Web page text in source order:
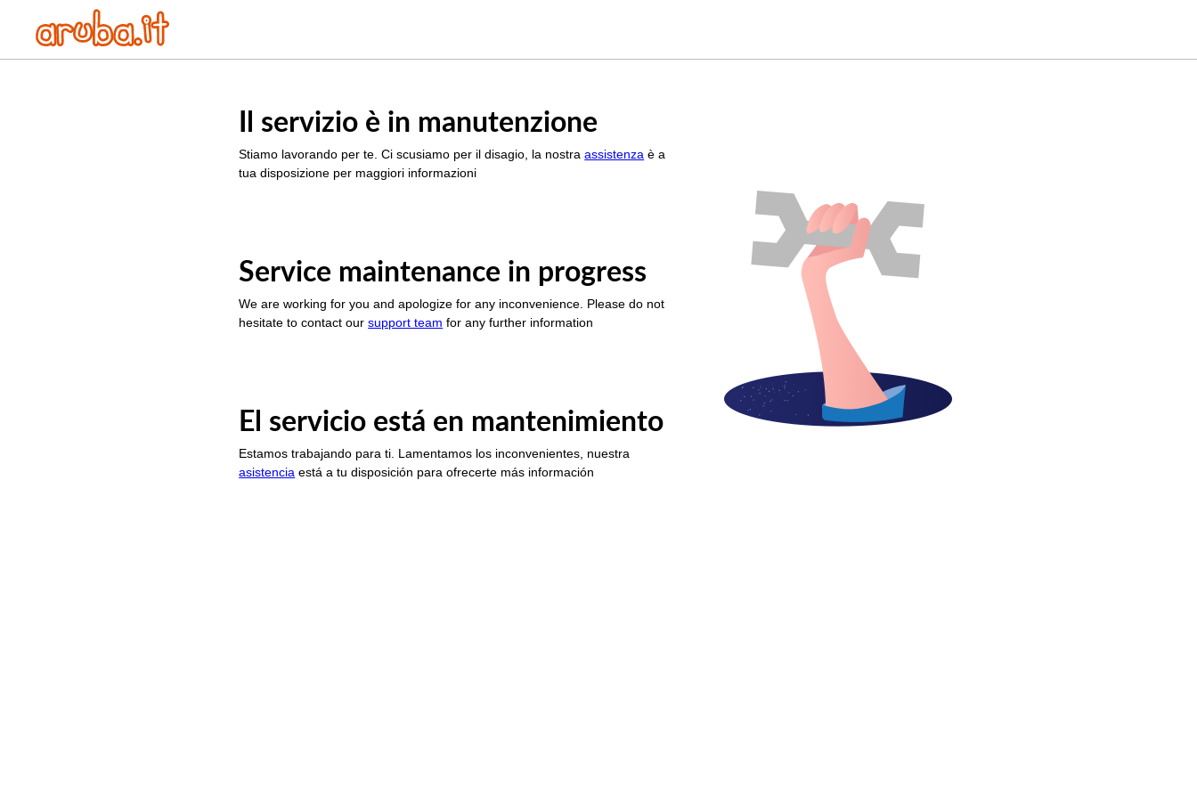
Il servizio è in manutenzione
Stiamo lavorando per te. Ci scusiamo per il disagio, la nostraassistenza è a
tua disposizione per maggiori informazioni
Service maintenance in progress
We are working for you and apologize for any inconvenience. Please do not
hesitate to contact oursupport team for any further information
El servicio está en mantenimiento
Estamos trabajando para ti. Lamentamos los inconvenientes, nuestra
asistencia está a tu disposición para ofrecerte más información